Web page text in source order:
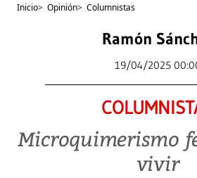
Inicio> Opinión> Columnistas
Ramón
19/04/2025
Microquimerismo
vivir